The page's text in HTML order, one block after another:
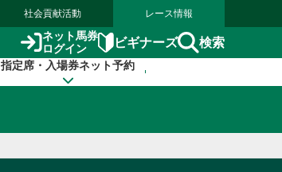
社会貢献活動 レース情報
ネット馬券
ログイン
ビギナーズ 検索
指定席・入場券ネット予約